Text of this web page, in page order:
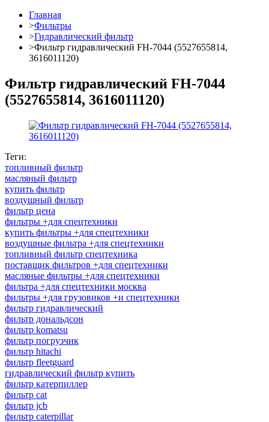
Главная
>Фильтры
>Гидравлический фильтр
>Фильтр гидравлический FH-7044 (5527655814,
3616011120)
Фильтр гидравлический FH-7044
(5527655814, 3616011120)
Теги:
топливный фильтр
масляный фильтр
купить фильтр
воздушный фильтр
фильтр цена
фильтры +для спецтехники
купить фильтры +для спецтехники
воздушные фильтра +для спецтехники
топливный фильтр спецтехника
поставщик фильтров +для спецтехники
масляные фильтры +для спецтехники
фильтра +для спецтехники москва
фильтры +для грузовиков +и спецтехники
фильтр гидравлический
фильтр дональдсон
фильтр komatsu
фильтр погрузчик
фильтр hitachi
фильтр fleetguard
гидравлический фильтр купить
фильтр катерпиллер
фильтр cat
фильтр jcb
фильтр caterpillar